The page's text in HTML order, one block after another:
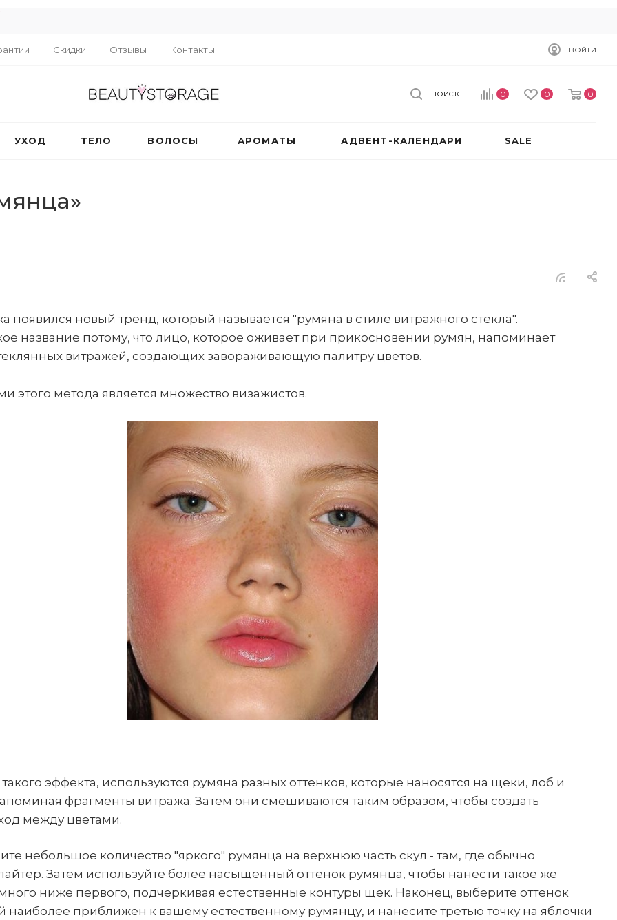
Скидки Отзывы Контакты ВОЙТИ
0 0 0
ПОИСК
УХОД ТЕЛО ВОЛОСЫ АРОМАТЫ АДВЕНТ-КАЛЕНДАРИ SALE
появился новый тренд, который называется "румяна в стиле витражного стекла".
название потому, что лицо, которое оживает при прикосновении румян, напоминает
витражей, создающих завораживающую палитру цветов.
этого метода является множество визажистов.
эффекта, используются румяна разных оттенков, которые наносятся на щеки, лоб и
фрагменты витража. Затем они смешиваются таким образом, чтобы создать
между цветами.
небольшое количество "яркого" румянца на верхнюю часть скул - там, где обычно
Затем используйте более насыщенный оттенок румянца, чтобы нанести такое же
ниже первого, подчеркивая естественные контуры щек. Наконец, выберите оттенок
наиболее приближен к вашему естественному румянцу, и нанесите третью точку на яблочки